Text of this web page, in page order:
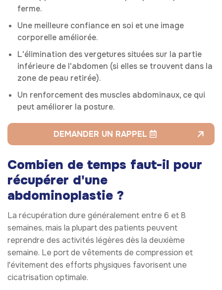
ferme.
Une meilleure confiance en soi et une image
corporelle améliorée.
L'élimination des vergetures situées sur la partie
inférieure de l'abdomen (si elles se trouvent dans la
zone de peau retirée).
Un renforcement des muscles abdominaux, ce qui
peut améliorer la posture.
DEMANDER UN RAPPEL
Combien de temps faut-il pour
récupérer d'une
abdominoplastie ?
La récupération dure généralement entre 6 et 8
semaines, mais la plupart des patients peuvent
reprendre des activités légères dès la deuxième
semaine. Le port de vêtements de compression et
l'évitement des efforts physiques favorisent une
cicatrisation optimale.